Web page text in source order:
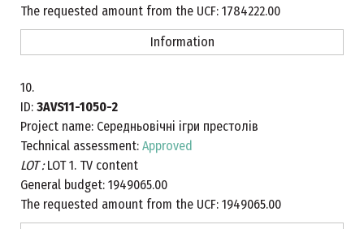
The requested amount from the UCF: 1784222.00
Information
10.
ID: 3AVS11-1050-2
Project name: Середньовічні ігри престолів
Technical assessment: Approved
LOT :LOT 1. TV content
General budget: 1949065.00
The requested amount from the UCF: 1949065.00